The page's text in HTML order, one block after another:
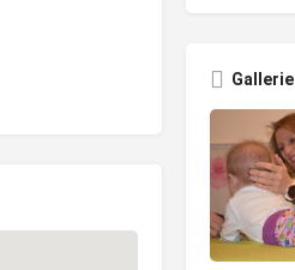
Gallerie